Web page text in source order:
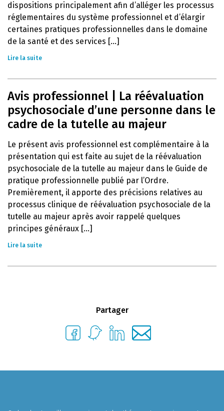
dispositions principalement afin d’alléger les processus
réglementaires du système professionnel et d’élargir
certaines pratiques professionnelles dans le domaine
de la santé et des services [...]
Lire la suite
Avis professionnel | La réévaluation
psychosociale d’une personne dans le
cadre de la tutelle au majeur
Le présent avis professionnel est complémentaire à la
présentation qui est faite au sujet de la réévaluation
psychosociale de la tutelle au majeur dans le Guide de
pratique professionnelle publié par l’Ordre.
Premièrement, il apporte des précisions relatives au
processus clinique de réévaluation psychosociale de la
tutelle au majeur après avoir rappelé quelques
principes généraux [...]
Lire la suite
Partager